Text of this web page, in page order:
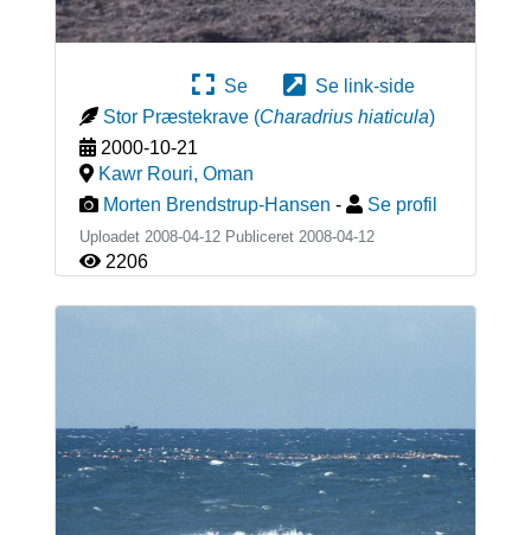
Se
Se link-side
Stor Præstekrave (Charadrius hiaticula)
2000-10-21
Kawr Rouri, Oman
Morten Brendstrup-Hansen - Se profil
Uploadet 2008-04-12 Publiceret 2008-04-12
2206